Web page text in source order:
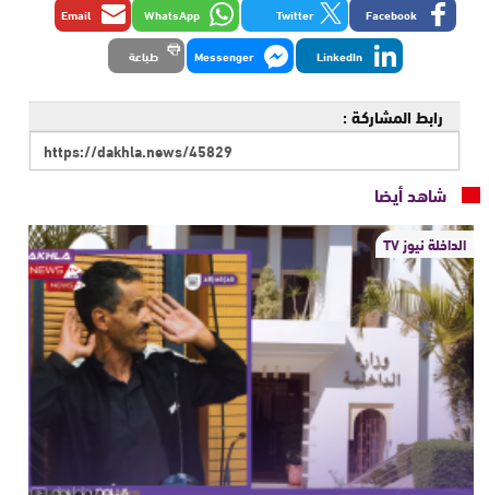
Facebook
Twitter
WhatsApp
Email
LinkedIn
Messenger طباعة
رابط المشاركة :
شاهد أيضا
الداخلة نيوز TV